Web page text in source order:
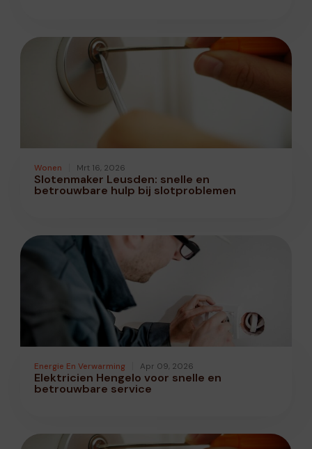
Wonen Mrt 16, 2026
Slotenmaker Leusden: snelle en
betrouwbare hulp bij slotproblemen
Energie En Verwarming Apr 09, 2026
Elektricien Hengelo voor snelle en
betrouwbare service